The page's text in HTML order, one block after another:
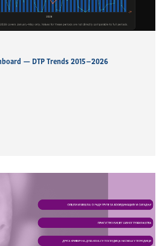
— DTP Trends 2015–2026